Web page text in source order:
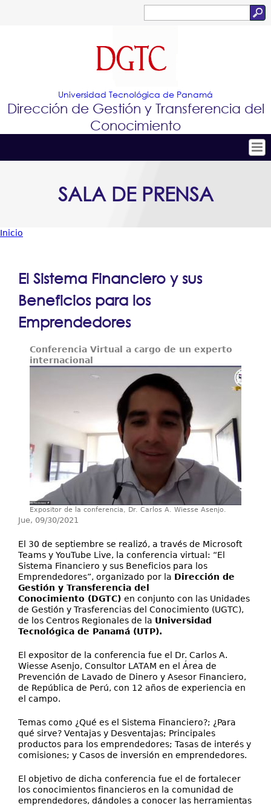
Jump to navigation
de
búsqueda
Universidad Tecnológica de Panamá
Dirección de Gestión y Transferencia del
Conocimiento
Conócenos
Resultados y Casos de Éxito
Centros Regionales
Contáctenos
SALA DE PRENSA
está
aquí
Inicio
El Sistema Financiero y sus
Beneficios para los
Emprendedores
Conferencia Virtual a cargo de un experto
internacional
Expositor de la conferencia, Dr. Carlos A. Wiesse Asenjo.
Jue, 09/30/2021
El 30 de septiembre se realizó, a través de Microsoft
Teams y YouTube Live, la conferencia virtual: “El
Sistema Financiero y sus Beneficios para los
Emprendedores”, organizado por la Dirección de
Gestión y Transferencia del
Conocimiento (DGTC) en conjunto con las Unidades
de Gestión y Trasferencias del Conocimiento (UGTC),
de los Centros Regionales de la Universidad
Tecnológica de Panamá (UTP).
El expositor de la conferencia fue el Dr. Carlos A.
Wiesse Asenjo, Consultor LATAM en el Área de
Prevención de Lavado de Dinero y Asesor Financiero,
de República de Perú, con 12 años de experiencia en
el campo.
Temas como ¿Qué es el Sistema Financiero?; ¿Para
qué sirve? Ventajas y Desventajas; Principales
productos para los emprendedores; Tasas de interés y
comisiones; y Casos de inversión en emprendedores.
El objetivo de dicha conferencia fue el de fortalecer
los conocimientos financieros en la comunidad de
emprendedores, dándoles a conocer las herramientas